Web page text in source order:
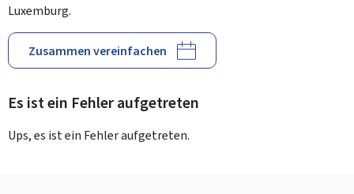
Luxemburg.
Zusammen vereinfachen
Es ist ein Fehler aufgetreten
Ups, es ist ein Fehler aufgetreten.